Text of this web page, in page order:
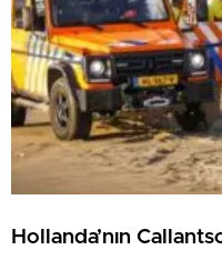
Hollanda’nın